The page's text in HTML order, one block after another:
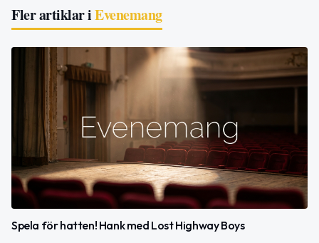
Fler artiklar iEvenemang
Spela för hatten! Hank med Lost Highway Boys